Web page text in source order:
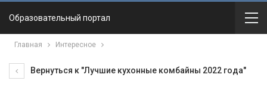
Образовательный портал
Главная Интересное
Вернуться к "Лучшие кухонные комбайны 2022 года"